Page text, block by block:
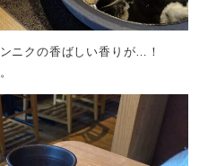
ニクの香ばしい香りが…！
。